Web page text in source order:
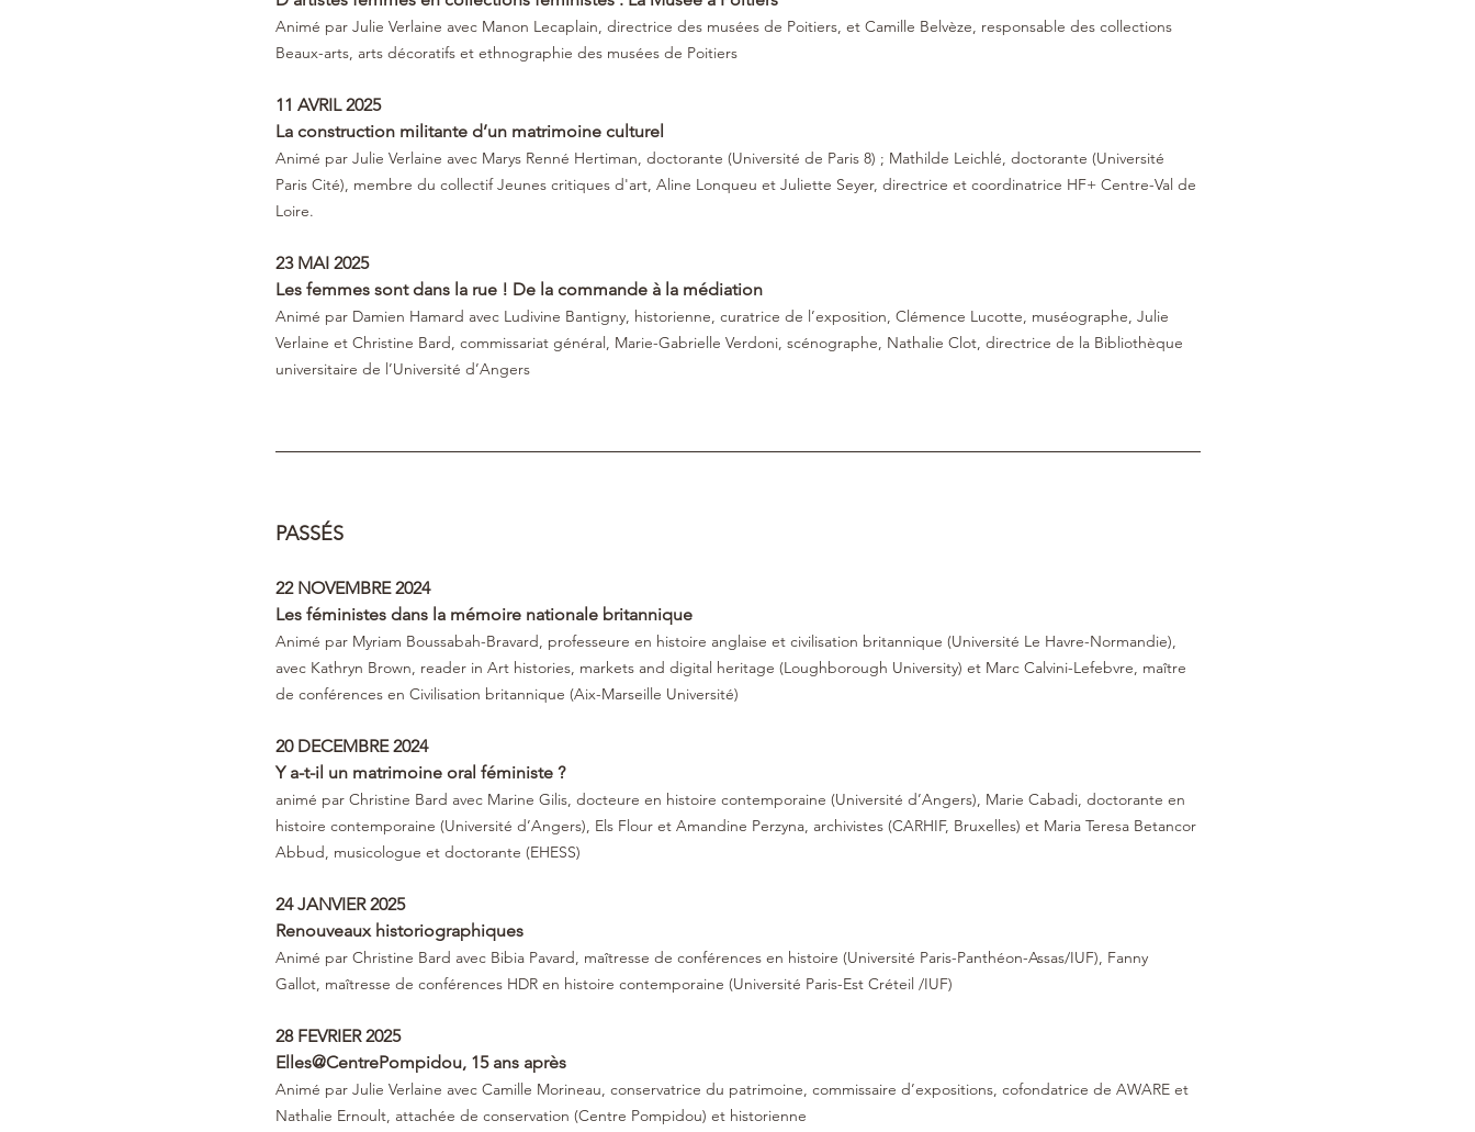
Animé par Julie Verlaine avec Manon Lecaplain, directrice des musées de Poitiers, et Camille Belvèze, responsable des collections
Beaux-arts, arts décoratifs et ethnographie des musées de Poitiers
11 AVRIL 2025
La construction militante d’un matrimoine culturel
Animé par Julie Verlaine avec Marys Renné Hertiman, doctorante (Université de Paris 8) ; Mathilde Leichlé, doctorante (Université
Paris Cité), membre du collectif Jeunes critiques d'art, Aline Lonqueu et Juliette Seyer, directrice et coordinatrice HF+ Centre-Val de
Loire.
23 MAI 2025
Les femmes sont dans la rue ! De la commande à la médiation
Animé par Damien Hamard avec Ludivine Bantigny, historienne, curatrice de l’exposition, Clémence Lucotte, muséographe, Julie
Verlaine et Christine Bard, commissariat général, Marie-Gabrielle Verdoni, scénographe, Nathalie Clot, directrice de la Bibliothèque
universitaire de l’Université d’Angers
PASSÉS
22 NOVEMBRE 2024
Les féministes dans la mémoire nationale britannique
Animé par Myriam Boussabah-Bravard, professeure en histoire anglaise et civilisation britannique (Université Le Havre-Normandie),
avec Kathryn Brown, reader in Art histories, markets and digital heritage (Loughborough University) et Marc Calvini-Lefebvre, maître
de conférences en Civilisation britannique (Aix-Marseille Université)
20 DECEMBRE 2024
Y a-t-il un matrimoine oral féministe ?
animé par Christine Bard avec Marine Gilis, docteure en histoire contemporaine (Université d’Angers), Marie Cabadi, doctorante en
histoire contemporaine (Université d’Angers), Els Flour et Amandine Perzyna, archivistes (CARHIF, Bruxelles) et Maria Teresa Betancor
Abbud, musicologue et doctorante (EHESS)
24 JANVIER 2025
Renouveaux historiographiques
Animé par Christine Bard avec Bibia Pavard, maîtresse de conférences en histoire (Université Paris-Panthéon-Assas/IUF), Fanny
Gallot, maîtresse de conférences HDR en histoire contemporaine (Université Paris-Est Créteil /IUF)
28 FEVRIER 2025
Elles@CentrePompidou, 15 ans après
Animé par Julie Verlaine avec Camille Morineau, conservatrice du patrimoine, commissaire d’expositions, cofondatrice de AWARE et
Nathalie Ernoult, attachée de conservation (Centre Pompidou) et historienne